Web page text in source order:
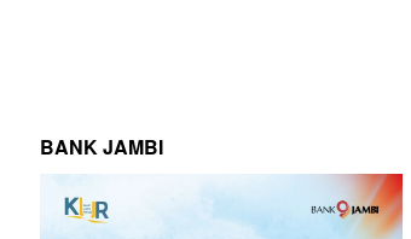
BANK JAMBI